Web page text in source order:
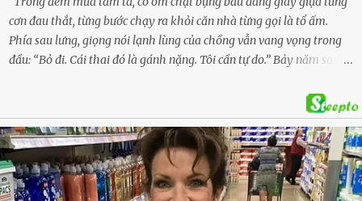
cơn đau thắt, từng bước chạy ra khỏi căn nhà từng gọi là tổ ấm.
Phía sau lưng, giọng nói lạnh lùng của chồng vẫn vang vọng trong
đầu: “Bỏ đi. Cái thai đó là gánh nặng. Tôi cần tự do.” Bảy năm sau,
kế hoạch được chuẩn bị kỹ lưỡng để người đàn ông phản bội ấy
phải trả giá … Hà Nội, mùa thu năm 2018, cái lạnh len lỏi qua từng
khe cửa gỗ cũ kỹ. Trong một căn biệt thự sang trọng ở phố Tây Hồ,
Ngọc Anh ngồi lặng lẽ trên ghế sofa, tay đặt lên bụng – nơi hai sinh
linh bé bỏng đang lớn dần từng ngày. Cô chưa bao giờ nghĩ mình sẽ
phải sống trong sợ hãi khi mang thai, đặc biệt là sợ… chính chồng